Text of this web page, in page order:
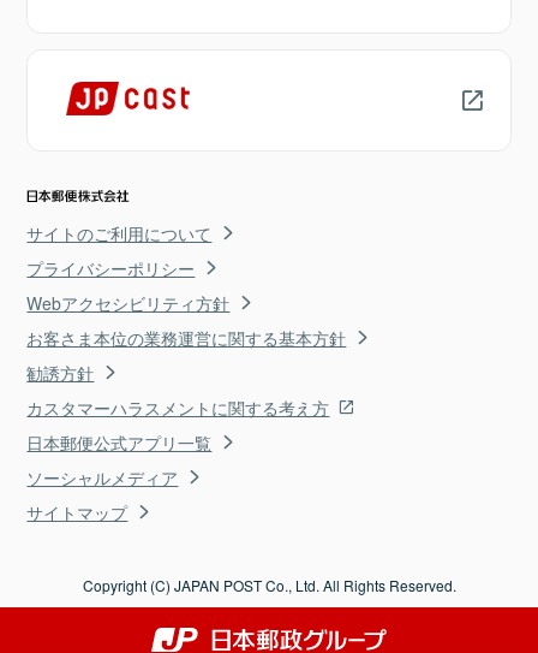
サイトのご利用について
プライバシーポリシー
Webアクセシビリティ方針
お客さま本位の業務運営に関する基本方針
勧誘方針
カスタマーハラスメントに関する考え方
日本郵便公式アプリ一覧
ソーシャルメディア
サイトマップ
Copyright (C) JAPAN POST Co., Ltd. All Rights Reserved.